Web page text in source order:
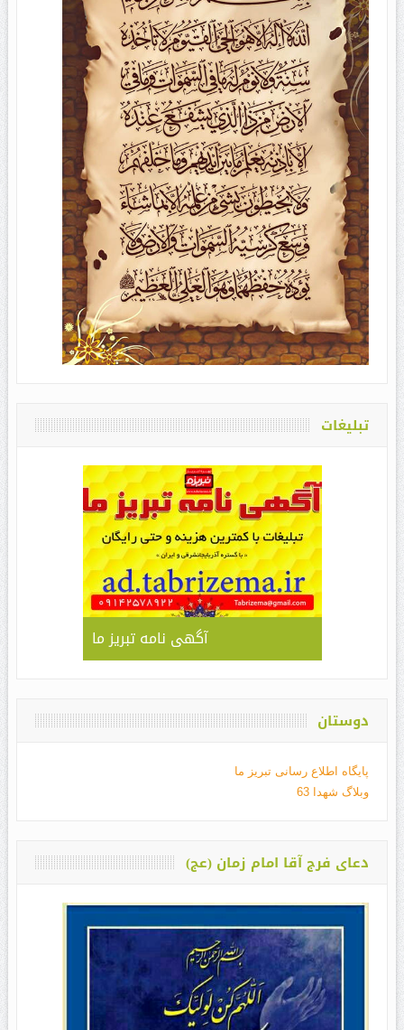
تبلیغات
آگهی نامه تبریز ما
دوستان
پایگاه اطلاع رسانی تبریز ما
وبلاگ شهدا 63
دعای فرج آقا امام زمان (عج)